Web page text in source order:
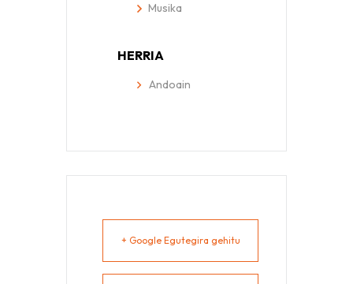
Musika
HERRIA
Andoain
+ Google Egutegira gehitu